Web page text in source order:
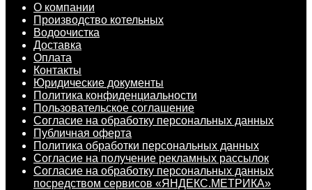
О компании
Производство котельных
Водоочистка
Доставка
Оплата
Контакты
Юридические документы
Политика конфиденциальности
Пользовательское соглашение
Согласие на обработку персональных данных
Публичная оферта
Политика обработки персональных данных
Согласие на получение рекламных рассылок
Согласие на обработку персональных данных
посредством сервисов «ЯНДЕКС.МЕТРИКА»